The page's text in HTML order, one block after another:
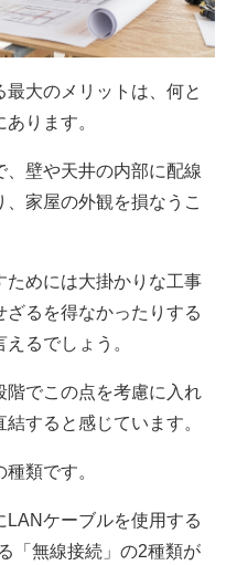
大のメリットは、何と
ります。
壁や天井の内部に配線
家屋の外観を損なうこ
ためには大掛かりな工事
るを得なかったりする
るでしょう。
階でこの点を考慮に入れ
すると感じています。
類です。
LANケーブルを使用する
「無線接続」の2種類が